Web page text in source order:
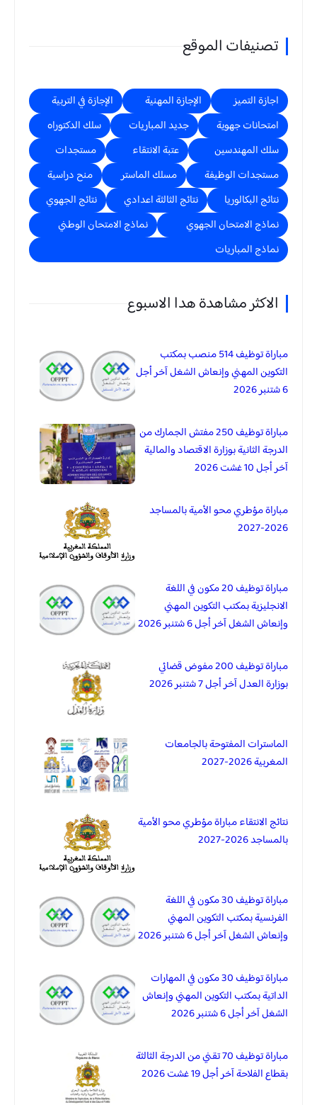
تصنيفات الموقع
اجازة التميز الإجازة المهنية
الإجازة في التربية
امتحانات جهوية
جديد المباريات
سلك الدكتوراه
سلك المهندسين
عتبة الانتقاء
مستجدات
مستجدات الوظيفة
مسلك الماستر
منح دراسية
نتائج البكالوريا
نتائج الثالثة اعدادي
نتائج الجهوي
نماذج الامتحان الجهوي
نماذج الامتحان الوطني
نماذج المباريات
الاكثر مشاهدة هدا الاسبوع
مباراة توظيف 514 منصب بمكتب
التكوين المهني وإنعاش الشغل آخر أجل
6 شتنبر 2026
مباراة توظيف 250 مفتش الجمارك من
الدرجة الثانية بوزارة الاقتصاد والمالية
آخر أجل 10 غشت 2026
مباراة مؤطري محو الأمية بالمساجد
2026-2027
مباراة توظيف 20 مكون في اللغة
الانجليزية بمكتب التكوين المهني
وإنعاش الشغل آخر أجل 6 شتنبر 2026
مباراة توظيف 200 مفوض قضائي
بوزارة العدل آخر أجل 7 شتنبر 2026
الماسترات المفتوحة بالجامعات
المغربية 2026-2027
نتائج الانتقاء مباراة مؤطري محو الأمية
بالمساجد 2026-2027
مباراة توظيف 30 مكون في اللغة
الفرنسية بمكتب التكوين المهني
وإنعاش الشغل آخر أجل 6 شتنبر 2026
مباراة توظيف 30 مكون في المهارات
الداتية بمكتب التكوين المهني وإنعاش
الشغل آخر أجل 6 شتنبر 2026
مباراة توظيف 70 تقني من الدرجة الثالثة
بقطاع الفلاحة آخر أجل 19 غشت 2026